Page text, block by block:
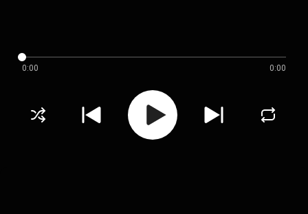
0:00 0:00